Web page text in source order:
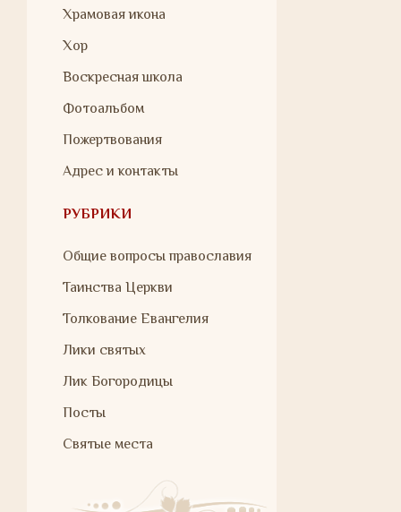
Храмовая икона
Хор
Воскресная школа
Фотоальбом
Пожертвования
Адрес и контакты
РУБРИКИ
Общие вопросы православия
Таинства Церкви
Толкование Евангелия
Лики святых
Лик Богородицы
Посты
Святые места